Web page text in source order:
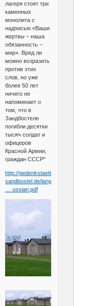
лагеря стоят три
каменных
монолита с
надписью «Ваши
жертвы – наша
обязанность –
мир». Вряд ли
можно возразить
против этих
слов, но уже
более 50 лет
ничего не
напоминает о
том, что в
Зандбостеле
погибли десятки
тысяч солдат и
офицеров
Красной Армии,
граждан СССР"
http://gedenkstaette-
sandbostel.de/lang
… ussian.pdf